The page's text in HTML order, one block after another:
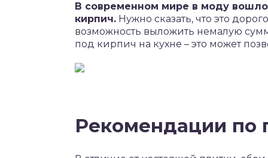
В современном мире в моду
кирпич. Нужно сказать, что это
возможность выложить немалую
под кирпич на кухне – это может
Рекомендации по